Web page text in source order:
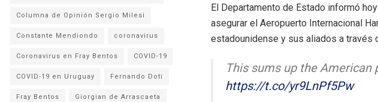
El Departamento de Estado informó
asegurar el Aeropuerto Internacional
estadounidense y sus aliados a través
This sums up the American
https://t.co/yr9LnPf5Pw
Columna de Opinión Sergio Milesi
Constante Mendiondo coronavirus
Coronavirus en Fray Bentos COVID-19
COVID-19 en Uruguay Fernando Doti
Fray Bentos Giorgian de Arrascaeta